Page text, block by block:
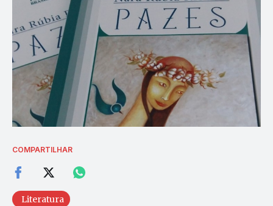
COMPARTILHAR
Literatura